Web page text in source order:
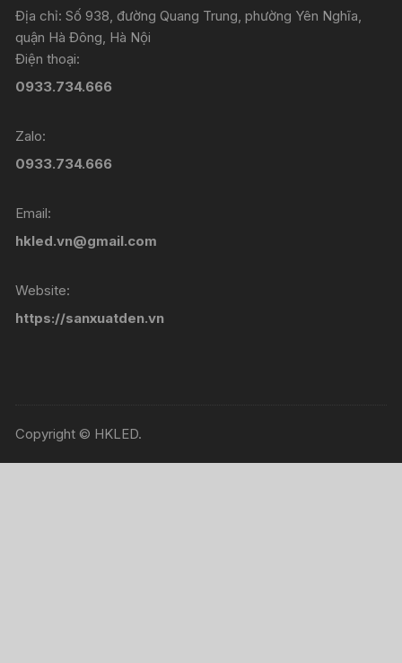
Địa chỉ: Số 938, đường Quang Trung, phường Yên Nghĩa,
quận Hà Đông, Hà Nội
Điện thoại:
0933.734.666
Zalo:
0933.734.666
Email:
hkled.vn@gmail.com
Website:
https://sanxuatden.vn
Copyright © HKLED.